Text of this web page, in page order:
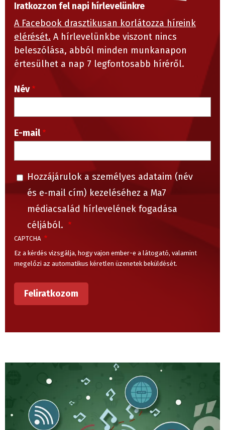
Iratkozzon fel napi hírlevelünkre
A Facebook drasztikusan korlátozza híreink
elérését. A hírlevelünkbe viszont nincs
beleszólása, abból minden munkanapon
értesülhet a nap 7 legfontosabb híréről.
Név
E-mail
Hozzájárulok a személyes adataim (név
és e-mail cím) kezeléséhez a Ma7
médiacsalád hírlevelének fogadása
céljából.
CAPTCHA
Ez a kérdés vizsgálja, hogy vajon ember-e a látogató, valamint
megelőzi az automatikus kéretlen üzenetek beküldését.